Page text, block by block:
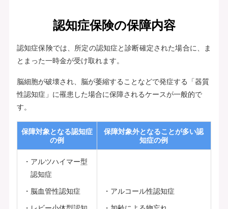
認知症保険の保障内容
認知症保険では、所定の認知症と診断確定された場合に、ま
とまった一時金が受け取れます。
脳細胞が破壊され、脳が萎縮することなどで発症する「器質
性認知症」に罹患した場合に保障されるケースが一般的で
す。
保障対象となる認知症
の例
保障対象外となることが多い認
知症の例
アルツハイマー型
認知症
脳血管性認知症
アルコール性認知症